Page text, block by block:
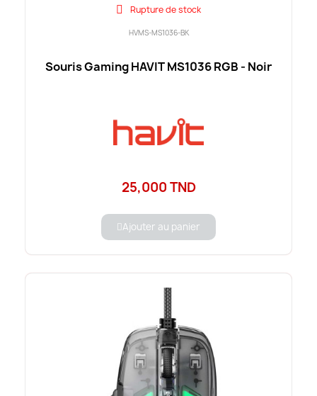
Rupture de stock
HVMS-MS1036-BK
Souris Gaming HAVIT MS1036 RGB - Noir
25,000 TND
Ajouter au panier